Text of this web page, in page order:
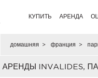
КУПИТЬ АРЕНДА
домашняя > франция >
INVALIDES,